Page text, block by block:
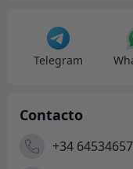
Telegram
Contacto
+34